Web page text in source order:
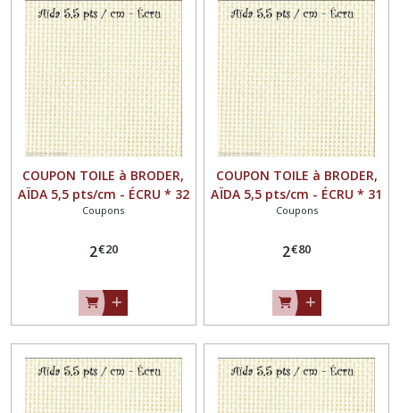
COUPON TOILE à BRODER,
AÏDA 5,5 pts/cm - ÉCRU * 32
x 38 cm *
Coupons
2€20
COUPON TOILE à BRODER,
AÏDA 5,5 pts/cm - ÉCRU * 31
x 50 cm *
Coupons
2€80